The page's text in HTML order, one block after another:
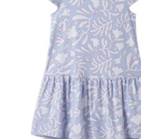
Miesten
Miesten
Miesten
Miesten asusteet
Vyöt ja
Solmiot,
Miesten
Miesten yöasut
Miesten
Miesten